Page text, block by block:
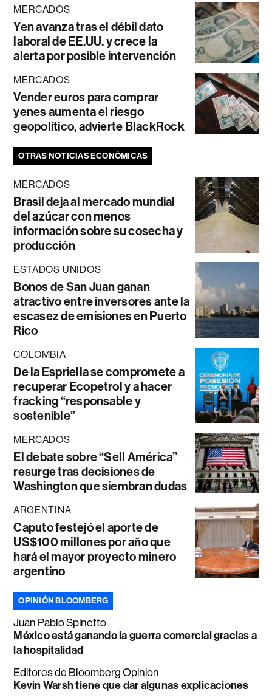
MERCADOS
Yen avanza tras el débil dato
laboral de EE.UU. y crece la
alerta por posible intervención
MERCADOS
Vender euros para comprar
yenes aumenta el riesgo
geopolítico, advierte BlackRock
OTRAS NOTICIAS ECONÓMICAS
MERCADOS
Brasil deja al mercado mundial
del azúcar con menos
información sobre su cosecha y
producción
ESTADOS UNIDOS
Bonos de San Juan ganan
atractivo entre inversores ante la
escasez de emisiones en Puerto
Rico
COLOMBIA
De la Espriella se compromete a
recuperar Ecopetrol y a hacer
fracking “responsable y
sostenible”
MERCADOS
El debate sobre “Sell América”
resurge tras decisiones de
Washington que siembran dudas
ARGENTINA
Caputo festejó el aporte de
US$100 millones por año que
hará el mayor proyecto minero
argentino
OPINIÓN BLOOMBERG
Juan Pablo Spinetto
México está ganando la guerra comercial gracias a
la hospitalidad
Editores de Bloomberg Opinion
Kevin Warsh tiene que dar algunas explicaciones